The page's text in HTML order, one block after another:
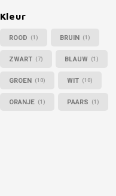
Kleur
ROOD (1) BRUIN (1)
ZWART (7) BLAUW (1)
GROEN (10) WIT (10)
ORANJE (1) PAARS (1)